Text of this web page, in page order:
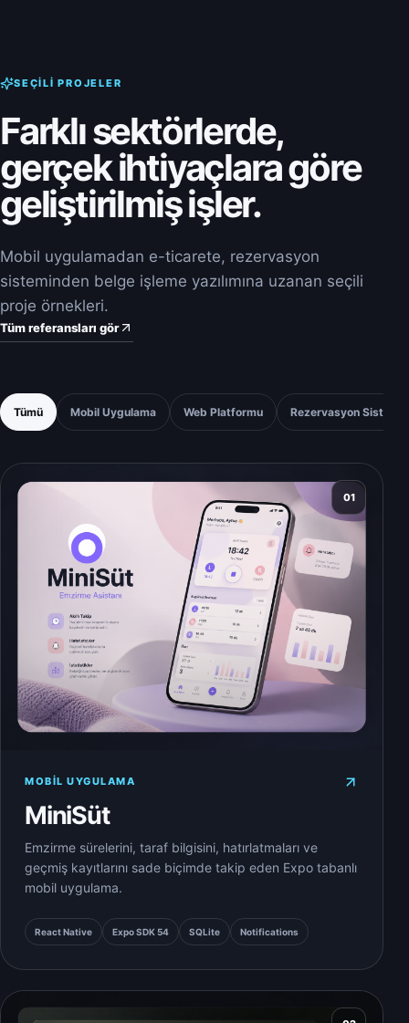
SEÇILI PROJELER
Farklı sektörlerde,
gerçek ihtiyaçlara göre
geliştirilmiş işler.
Mobil uygulamadan e-ticarete, rezervasyon
sisteminden belge işleme yazılımına uzanan seçili
proje örnekleri.
Tüm referansları gör
Tümü Mobil Uygulama Web Platformu Rezervasyon Sistemi
01
MOBIL UYGULAMA
MiniSüt
Emzirme sürelerini, taraf bilgisini, hatırlatmaları ve
geçmiş kayıtlarını sade biçimde takip eden Expo tabanlı
mobil uygulama.
React Native Expo SDK 54 SQLite Notifications